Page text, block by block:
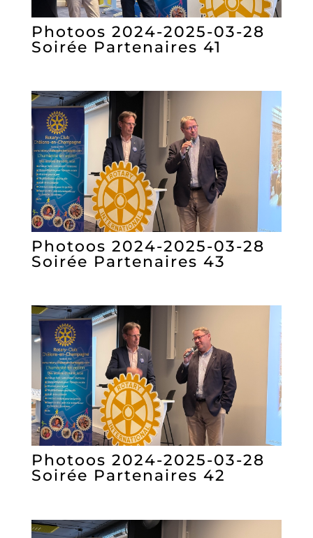
Photoos 2024-2025-03-28
Soirée Partenaires 41
Photoos 2024-2025-03-28
Soirée Partenaires 43
Photoos 2024-2025-03-28
Soirée Partenaires 42